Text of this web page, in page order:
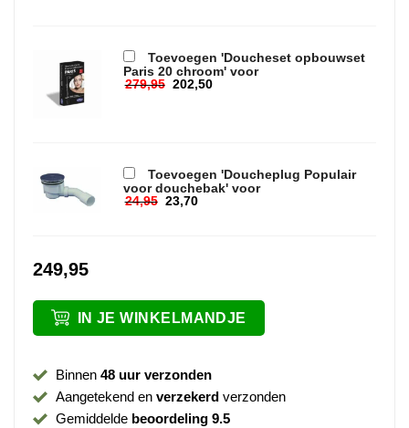
Toevoegen 'Doucheset opbouwset
Paris 20 chroom' voor
279,95
Oorspronkelijke prijs was: 279,95.
202,50
Huidige prijs is: 202,50.
Toevoegen 'Doucheplug Populair
voor douchebak' voor
24,95
Oorspronkelijke prijs was: 24,95.
23,70
Huidige prijs is: 23,70.
249,95
IN JE WINKELMANDJE
Binnen 48 uur verzonden
Aangetekend en verzekerdverzonden
Gemiddelde beoordeling 9.5